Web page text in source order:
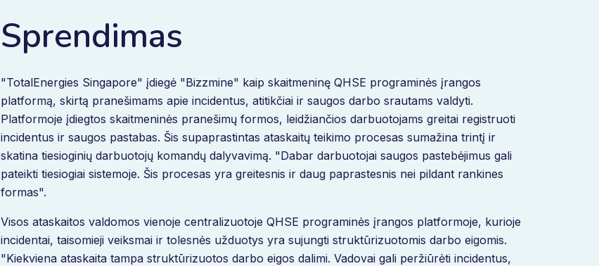
Sprendimas
"TotalEnergies Singapore" įdiegė "Bizzmine" kaip skaitmeninę QHSE programinės įrangos
platformą, skirtą pranešimams apie incidentus, atitikčiai ir saugos darbo srautams valdyti.
Platformoje įdiegtos skaitmeninės pranešimų formos, leidžiančios darbuotojams greitai registruoti
incidentus ir saugos pastabas. Šis supaprastintas ataskaitų teikimo procesas sumažina trintį ir
skatina tiesioginių darbuotojų komandų dalyvavimą. "Dabar darbuotojai saugos pastebėjimus gali
pateikti tiesiogiai sistemoje. Šis procesas yra greitesnis ir daug paprastesnis nei pildant rankines
formas".
Visos ataskaitos valdomos vienoje centralizuotoje QHSE programinės įrangos platformoje, kurioje
incidentai, taisomieji veiksmai ir tolesnės užduotys yra sujungti struktūrizuotomis darbo eigomis.
"Kiekviena ataskaita tampa struktūrizuotos darbo eigos dalimi. Vadovai gali peržiūrėti incidentus,